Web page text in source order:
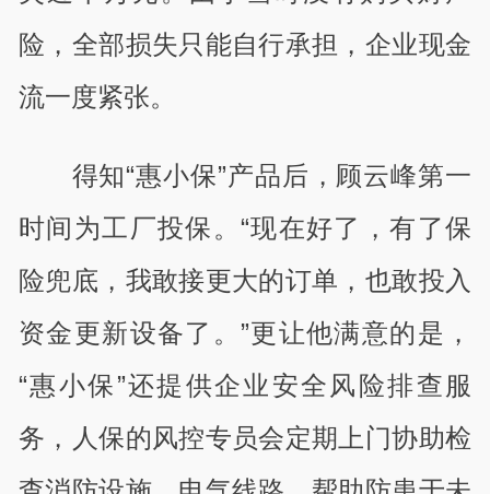
险，全部损失只能自行承担，企业现金
流一度紧张。
得知“惠小保”产品后，顾云峰第一
时间为工厂投保。“现在好了，有了保
险兜底，我敢接更大的订单，也敢投入
资金更新设备了。”更让他满意的是，
“惠小保”还提供企业安全风险排查服
务，人保的风控专员会定期上门协助检